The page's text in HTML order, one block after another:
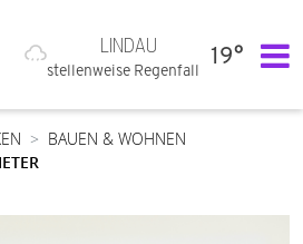
LINDAU
stellenweise Regenfall
19°
BAUEN & WOHNEN